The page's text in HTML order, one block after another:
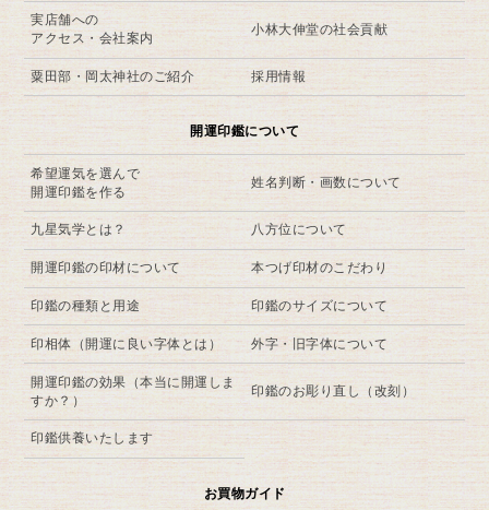
実店舗への
アクセス・会社案内
小林大伸堂の社会貢献
粟田部・岡太神社のご紹介 採用情報
開運印鑑について
希望運気を選んで
開運印鑑を作る
姓名判断・画数について
九星気学とは？ 八方位について
開運印鑑の印材について 本つげ印材のこだわり
印鑑の種類と用途 印鑑のサイズについて
印相体（開運に良い字体とは） 外字・旧字体について
開運印鑑の効果（本当に開運しま
すか？）
印鑑のお彫り直し（改刻）
印鑑供養いたします
お買物ガイド